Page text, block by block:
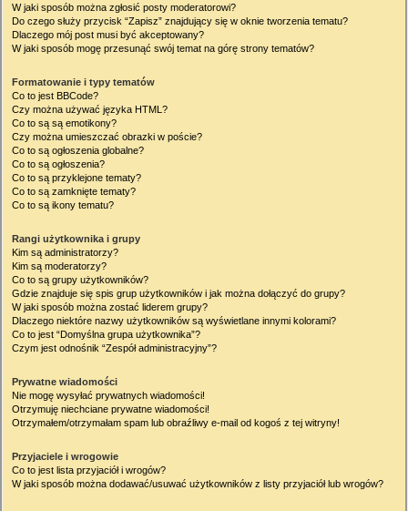
W jaki sposób można zgłosić posty moderatorowi?
Do czego służy przycisk “Zapisz” znajdujący się w oknie tworzenia tematu?
Dlaczego mój post musi być akceptowany?
W jaki sposób mogę przesunąć swój temat na górę strony tematów?
Formatowanie i typy tematów
Co to jest BBCode?
Czy można używać języka HTML?
Co to są są emotikony?
Czy można umieszczać obrazki w poście?
Co to są ogłoszenia globalne?
Co to są ogłoszenia?
Co to są przyklejone tematy?
Co to są zamknięte tematy?
Co to są ikony tematu?
Rangi użytkownika i grupy
Kim są administratorzy?
Kim są moderatorzy?
Co to są grupy użytkowników?
Gdzie znajduje się spis grup użytkowników i jak można dołączyć do grupy?
W jaki sposób można zostać liderem grupy?
Dlaczego niektóre nazwy użytkowników są wyświetlane innymi kolorami?
Co to jest “Domyślna grupa użytkownika”?
Czym jest odnośnik “Zespół administracyjny”?
Prywatne wiadomości
Nie mogę wysyłać prywatnych wiadomości!
Otrzymuję niechciane prywatne wiadomości!
Otrzymałem/otrzymałam spam lub obraźliwy e-mail od kogoś z tej witryny!
Przyjaciele i wrogowie
Co to jest lista przyjaciół i wrogów?
W jaki sposób można dodawać/usuwać użytkowników z listy przyjaciół lub wrogów?